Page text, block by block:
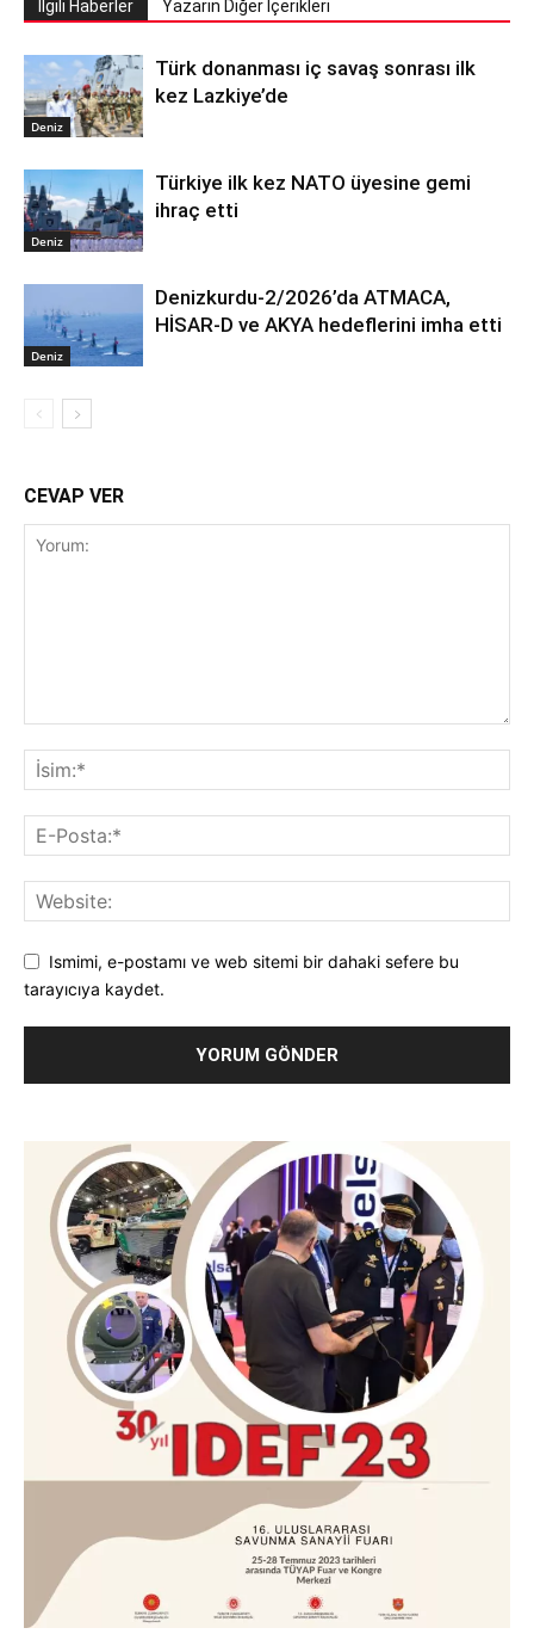
İlgili Haberler Yazarın Diğer İçerikleri
Deniz
Türk donanması iç savaş sonrası ilk
kez Lazkiye’de
Deniz
Türkiye ilk kez NATO üyesine gemi
ihraç etti
Deniz
Denizkurdu-2/2026’da ATMACA,
HİSAR-D ve AKYA hedeflerini imha etti
CEVAP VER
Ismimi, e-postamı ve web sitemi bir dahaki sefere bu
tarayıcıya kaydet.